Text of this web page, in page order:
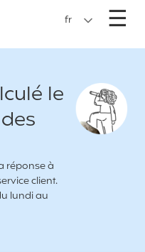
Voyages
85 50 50
fr ☰
le
réponse à
client.
lundi au